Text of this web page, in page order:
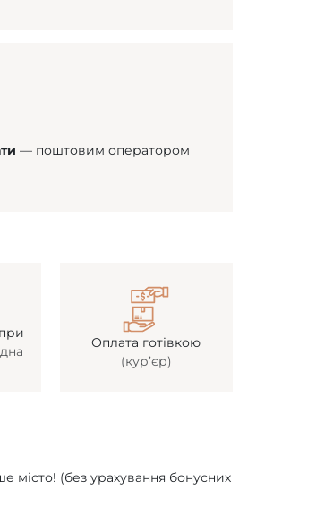
— поштовим оператором
Оплата готівкою
(кур’єр)
місто! (без урахування бонусних